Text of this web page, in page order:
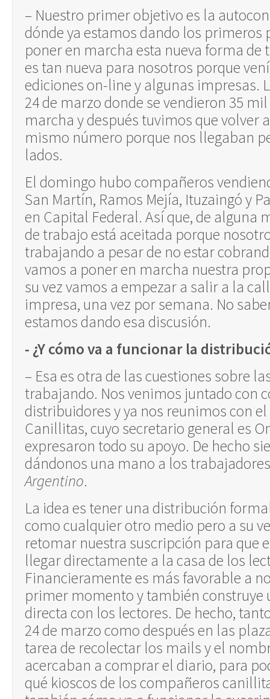
– Nuestro primer objetivo es la
dónde ya estamos dando los primeros
poner en marcha esta nueva forma de
es tan nueva para nosotros porque
ediciones on-line y algunas impresas.
24 de marzo donde se vendieron 35
marcha y después tuvimos que volver
mismo número porque nos llegaban
lados.
El domingo hubo compañeros
San Martín, Ramos Mejía, Ituzaingó y
en Capital Federal. Así que, de alguna
de trabajo está aceitada porque
trabajando a pesar de no estar
vamos a poner en marcha nuestra
su vez vamos a empezar a salir a la
impresa, una vez por semana. No
estamos dando esa discusión.
- ¿Y cómo va a funcionar la
– Esa es otra de las cuestiones sobre
trabajando. Nos venimos juntado con
distribuidores y ya nos reunimos con
Canillitas, cuyo secretario general es
expresaron todo su apoyo. De hecho
dándonos una mano a los
Argentino.
La idea es tener una distribución
como cualquier otro medio pero a su
retomar nuestra suscripción para que
llegar directamente a la casa de los
Financieramente es más favorable a
primer momento y también construye
directa con los lectores. De hecho,
24 de marzo como después en las
tarea de recolectar los mails y el
acercaban a comprar el diario, para
qué kioscos de los compañeros